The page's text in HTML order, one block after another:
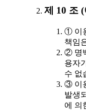
제 10 조
① 이
책임
② 명
용자
수 없
③ 이
발생
에 의